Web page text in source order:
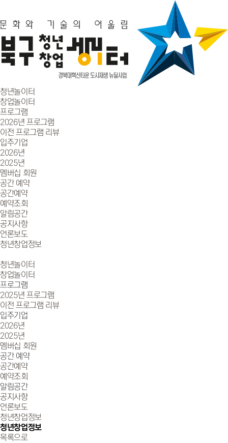
청년놀이터
창업놀이터
프로그램
2026년 프로그램
이전 프로그램 리뷰
입주기업
2026년
2025년
멤버십 회원
공간 예약
공간예약
예약조회
알림공간
공지사항
언론보도
청년창업정보
청년놀이터
창업놀이터
프로그램
2025년 프로그램
이전 프로그램 리뷰
입주기업
2026년
2025년
멤버십 회원
공간 예약
공간예약
예약조회
알림공간
공지사항
언론보도
청년창업정보
청년창업정보
목록으로